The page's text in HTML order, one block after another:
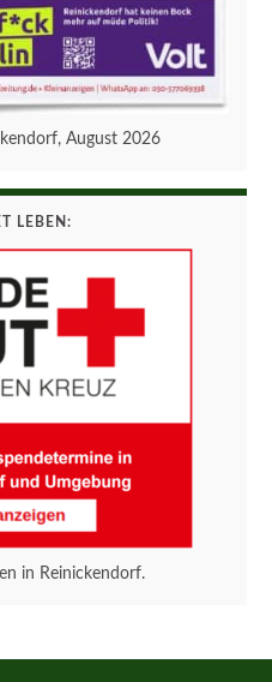
August 2026
LEBEN:
in Reinickendorf.